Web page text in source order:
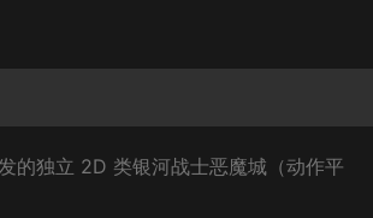
的独立 2D 类银河战士恶魔城（动作平